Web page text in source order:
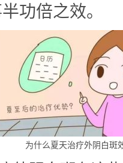
功倍之效。
为什么夏天治疗外阴白斑